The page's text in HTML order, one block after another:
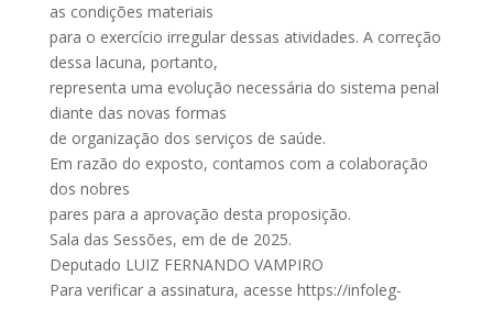
as condições materiais
para o exercício irregular dessas atividades. A correção
dessa lacuna, portanto,
representa uma evolução necessária do sistema penal
diante das novas formas
de organização dos serviços de saúde.
Em razão do exposto, contamos com a colaboração
dos nobres
pares para a aprovação desta proposição.
Sala das Sessões, em de de 2025.
Deputado LUIZ FERNANDO VAMPIRO
Para verificar a assinatura, acesse https://infoleg-